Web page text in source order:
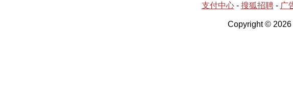
支付中心- 搜狐招聘- 广
Copyright © 2026